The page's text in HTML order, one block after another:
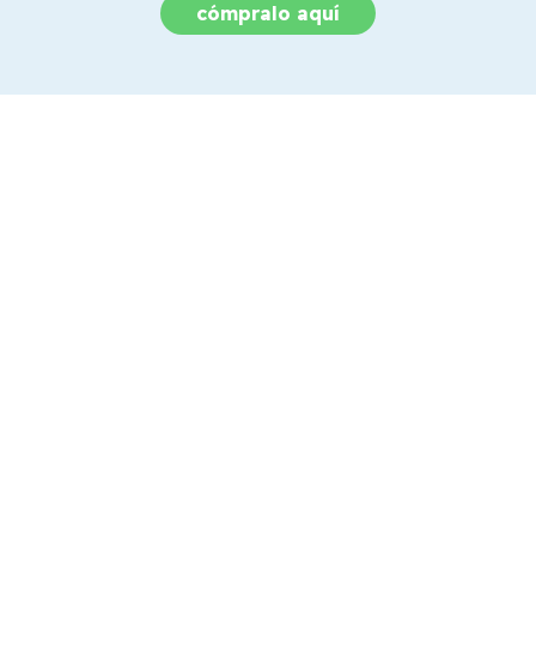
cómpralo aquí